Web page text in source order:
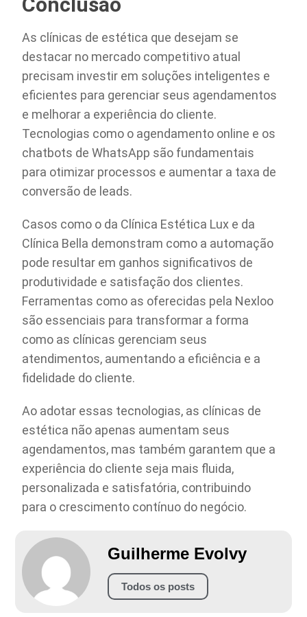
As clínicas de estética que desejam se
destacar no mercado competitivo atual
precisam investir em soluções inteligentes e
eficientes para gerenciar seus agendamentos
e melhorar a experiência do cliente.
Tecnologias como o agendamento online e os
chatbots de WhatsApp são fundamentais
para otimizar processos e aumentar a taxa de
conversão de leads.
Casos como o da Clínica Estética Lux e da
Clínica Bella demonstram como a automação
pode resultar em ganhos significativos de
produtividade e satisfação dos clientes.
Ferramentas como as oferecidas pela Nexloo
são essenciais para transformar a forma
como as clínicas gerenciam seus
atendimentos, aumentando a eficiência e a
fidelidade do cliente.
Ao adotar essas tecnologias, as clínicas de
estética não apenas aumentam seus
agendamentos, mas também garantem que a
experiência do cliente seja mais fluida,
personalizada e satisfatória, contribuindo
para o crescimento contínuo do negócio.
Guilherme Evolvy
Todos os posts